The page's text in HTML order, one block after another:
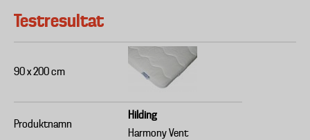
Testresultat
90 x 200 cm
Produktnamn
Hilding
Harmony Vent